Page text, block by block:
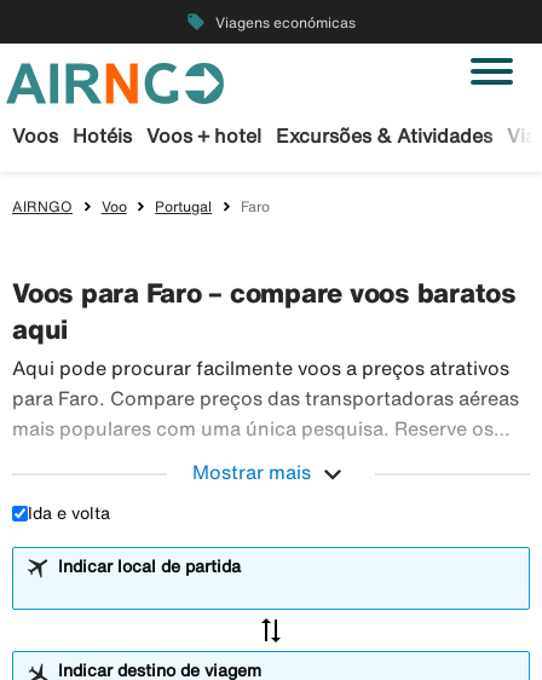
local_offer Viagens económicas
Voos Hotéis Voos + hotel Excursões & Atividades
AIRNGO Voo Portugal Faro
Voos para Faro – compare voos baratos
aqui
Aqui pode procurar facilmente voos a preços atrativos
para Faro. Compare preços das transportadoras aéreas
mais populares com uma única pesquisa. Reserve os
Mostrar mais expand_more
Ida e volta
Indicar local de partida
sync_alt
Indicar destino de viagem